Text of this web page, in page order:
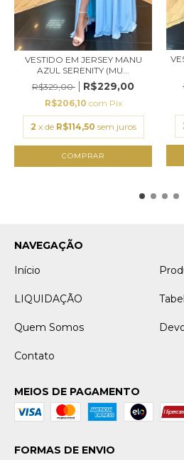
VESTIDO EM JERSEY MANU
AZUL SERENITY (MU...
R$329,00
R$229,00
R$206,10 com Pix
2 x de R$114,50 sem juros
COMPRAR
NAVEGAÇÃO
Início
LIQUIDAÇÃO
Quem Somos
Contato
MEIOS DE PAGAMENTO
FORMAS DE ENVIO